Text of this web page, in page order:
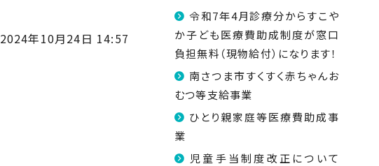
2024年10月24日 14:57
令和7年4月診療分からすこや
か子ども医療費助成制度が窓口
負担無料（現物給付）になります！
南さつま市すくすく赤ちゃんお
むつ等支給事業
ひとり親家庭等医療費助成事
業
児童手当制度改正について